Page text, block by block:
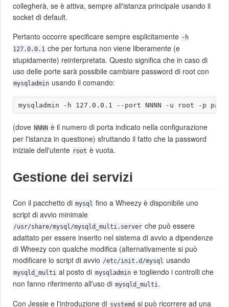
collegherà, se è attiva, sempre all'istanza principale usando il
socket di default.
Pertanto occorre specificare sempre esplicitamente -h
127.0.0.1 che per fortuna non viene liberamente (e
stupidamente) reinterpretata. Questo significa che in caso di
uso delle porte sarà possibile cambiare password di root con
mysqladmin usando il comando:
(dove NNNN è il numero di porta indicato nella configurazione
per l'istanza in questione) sfruttando il fatto che la password
iniziale dell'utente root è vuota.
Gestione dei servizi
Con il pacchetto di mysql fino a Wheezy è disponibile uno
script di avvio minimale
/usr/share/mysql/mysqld_multi.server che può essere
adattato per essere inserito nel sistema di avvio a dipendenze
di Wheezy con qualche modifica (alternativamente si può
modificare lo script di avvio /etc/init.d/mysql usando
mysqld_multi al posto di mysqladmin e togliendo i controlli che
non fanno riferimento all'uso di mysqld_multi .
Con Jessie e l'introduzione di systemd si può ricorrere ad una